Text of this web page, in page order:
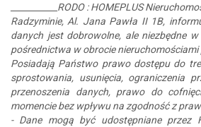
___________RODO : HOMEPLUS
Radzyminie, Al. Jana Pawła II 1B,
danych jest dobrowolne, ale niezbędne w
pośrednictwa w obrocie nieruchomościami
Posiadają Państwo prawo dostępu do
sprostowania, usunięcia, ograniczenia
przenoszenia danych, prawo do
momencie bez wpływu na zgodność z
- Dane mogą być udostępniane przez